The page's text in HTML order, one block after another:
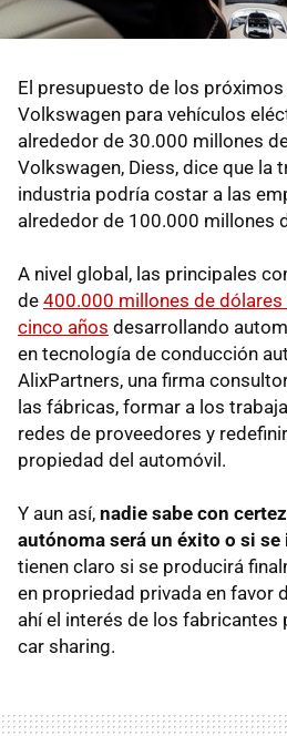
El presupuesto de los
Volkswagen para vehículos
alrededor de 30.000 millones
Volkswagen, Diess, dice que la
industria podría costar a las
alrededor de 100.000 millones
A nivel global, las principales
de 400.000 millones de
cinco años desarrollando
en tecnología de conducción
AlixPartners, una firma
las fábricas, formar a los
redes de proveedores y
propiedad del automóvil.
Y aun así, nadie sabe con
autónoma será un éxito o si
tienen claro si se producirá
en propriedad privada en favor
ahí el interés de los fabricantes
car sharing.